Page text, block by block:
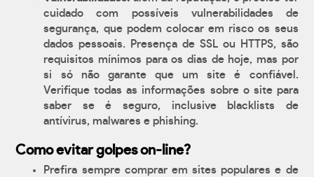
cuidado com possíveis vulnerabilidades de
segurança, que podem colocar em risco os seus
dados pessoais. Presença de SSL ou HTTPS, são
requisitos mínimos para os dias de hoje, mas por
si só não garante que um site é confiável.
Verifique todas as informações sobre o site para
saber se é seguro, inclusive blacklists de
antívirus, malwares e phishing.
Como evitar golpes on-line?
Prefira sempre comprar em sites populares e de